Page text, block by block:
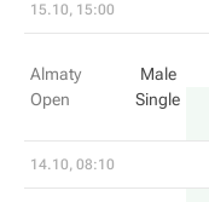
15.10, 15:00
Almaty
Open
Male
Single
14.10, 08:10